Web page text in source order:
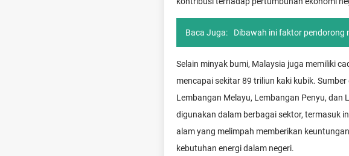
Baca Juga: Dibawah ini faktor pendorong
Selain minyak bumi, Malaysia juga memiliki
mencapai sekitar 89 triliun kaki kubik.
Lembangan Melayu, Lembangan Penyu, dan
digunakan dalam berbagai sektor, termasuk
alam yang melimpah memberikan
kebutuhan energi dalam negeri.